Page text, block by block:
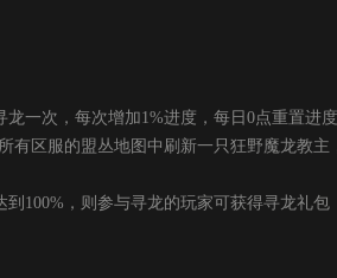
一次，每次增加1%进度，每日0点重置进
区服的盟丛地图中刷新一只狂野魔龙教主
100%，则参与寻龙的玩家可获得寻龙礼包